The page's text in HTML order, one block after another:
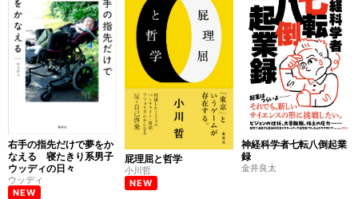
右手の指先だけで夢をか
なえる 寝たきり系男子
ウッディの日々
ウッディ
NEW
屁理屈と哲学
小川哲
NEW
神経科学者七転八倒起業
録
金井良太